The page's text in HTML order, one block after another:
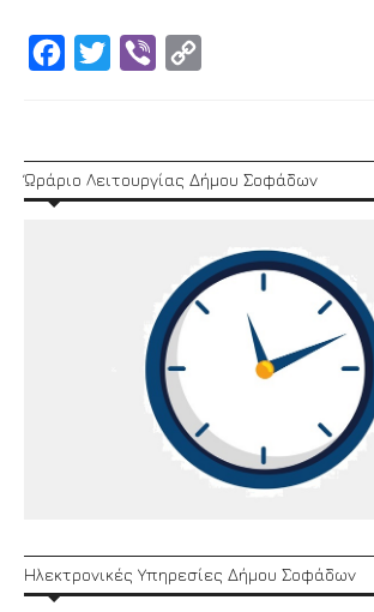
Facebook
Twitter Viber
Ώράριο Λειτουργίας Δήμου Σοφάδων
Ηλεκτρονικές Υπηρεσίες Δήμου Σοφάδων